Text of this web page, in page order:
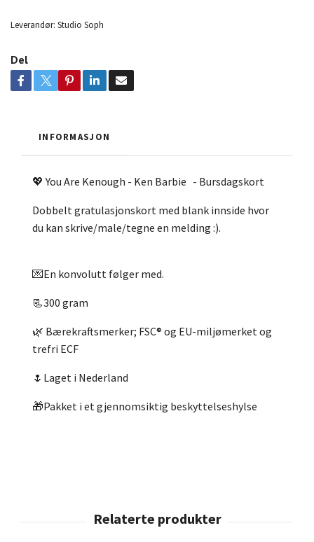
Leverandør: Studio Soph
Del
INFORMASJON
💖 You Are Kenough - Ken Barbie - Bursdagskort
Dobbelt gratulasjonskort med blank innside hvor
du kan skrive/male/tegne en melding :).
💌En konvolutt følger med.
📃300 gram
🌿 Bærekraftsmerker; FSC® og EU-miljømerket og
trefri ECF
🌷Laget i Nederland
🎁Pakket i et gjennomsiktig beskyttelseshylse